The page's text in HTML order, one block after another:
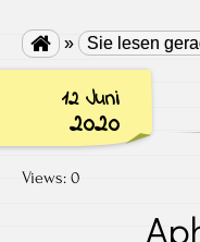
 » Sie lesen
12 Juni
2020
Views: 0